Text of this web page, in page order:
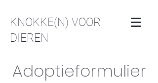
KNOKKE(N) VOOR
DIEREN
Adoptieformulier